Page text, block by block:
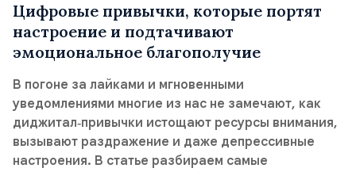
Цифровые привычки, которые портят
настроение и подтачивают
эмоциональное благополучие
В погоне за лайками и мгновенными
уведомлениями многие из нас не замечают, как
диджитал‑привычки истощают ресурсы внимания,
вызывают раздражение и даже депрессивные
настроения. В статье разбираем самые